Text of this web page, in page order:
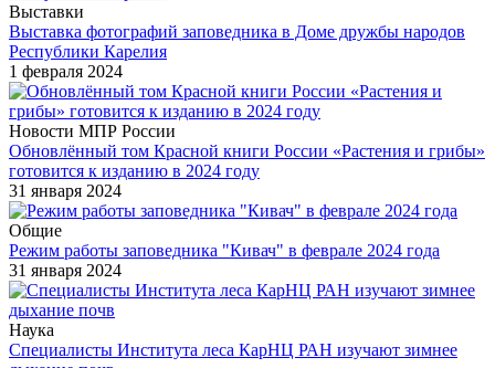
Выставки
Выставка фотографий заповедника в Доме дружбы народов
Республики Карелия
1 февраля 2024
Новости МПР России
Обновлённый том Красной книги России «Растения и грибы»
готовится к изданию в 2024 году
31 января 2024
Общие
Режим работы заповедника "Кивач" в феврале 2024 года
31 января 2024
Наука
Специалисты Института леса КарНЦ РАН изучают зимнее